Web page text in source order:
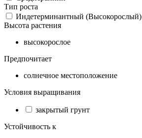
Тип роста
Индетерминантный (Высокорослый)
Высота растения
высокорослое
Предпочитает
солнечное местоположение
Условия выращивания
закрытый грунт
Устойчивость к